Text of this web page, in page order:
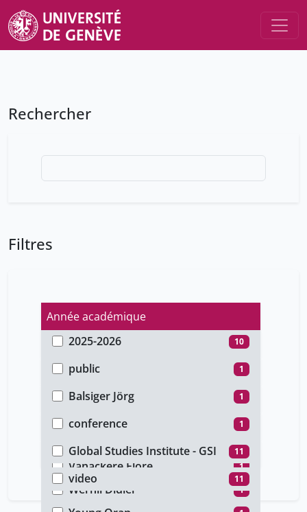
Rechercher
Filtres
Année académique
2025-2026
10
2018-2019 1
Type d'accès
public
1
unige_restricted 10
Auteur
Balsiger Jörg
1
Didier Wernli 10
Nicolas Levrat 10
Vanackère Flore 1
Wernli Didier 1
Type de document
conference
1
cours 10
Faculté
Global Studies Institute - GSI
11
Type de média
video
11